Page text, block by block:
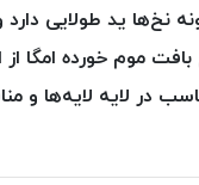
ید طولایی دارد
موم خورده امگا
لایه لایه‌ها و